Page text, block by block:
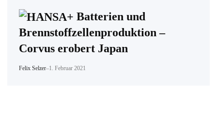
Batterien und
Brennstoffzellenproduktion –
Corvus erobert Japan
Felix Selzer–1. Februar 2021